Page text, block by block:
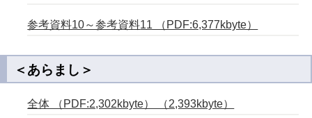
参考資料10～参考資料11 （PDF:6,377kbyte）
＜あらまし＞
全体 （PDF:2,302kbyte） （2,393kbyte）